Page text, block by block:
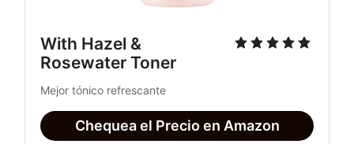
With Hazel &
Rosewater Toner
Mejor tónico refrescante
Chequea el Precio en Amazon